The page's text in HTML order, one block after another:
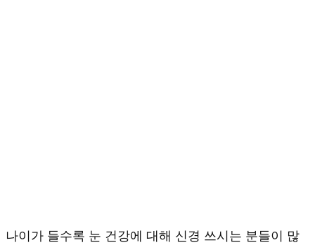
나이가 들수록 눈 건강에 대해 신경 쓰시는 분들이 많